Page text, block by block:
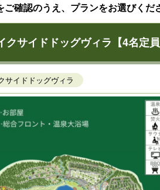
ご確認のうえ、プランをお選びくだ
サイドドッグヴィラ【4名定員
サイドドッグヴィラ